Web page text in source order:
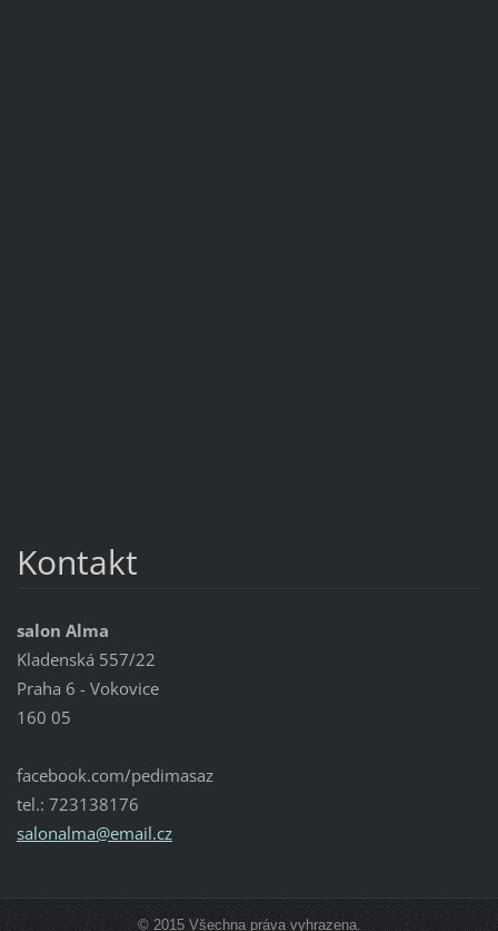
Kontakt
salon Alma
Kladenská 557/22
Praha 6 - Vokovice
160 05
facebook.com/pedimasaz
tel.: 723138176
salonalma@email.cz
© 2015 Všechna práva vyhrazena.